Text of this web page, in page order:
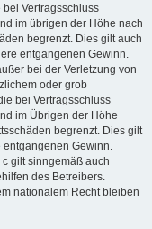
Vertragsschluss
im übrigen der Höhe nach
begrenzt. Dies gilt auch
entgangenen Gewinn.
bei der Verletzung von
oder grob
bei Vertragsschluss
im Übrigen der Höhe
begrenzt. Dies gilt
Gewinn.
gilt sinngemäß auch
des Betreibers.
nationalem Recht bleiben